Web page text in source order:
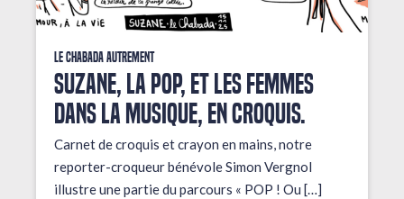
Le Chabada autrement
Suzane, la pop, et les femmes
dans la musique, en croquis.
Carnet de croquis et crayon en mains, notre
reporter-croqueur bénévole Simon Vergnol
illustre une partie du parcours « POP ! Ou […]